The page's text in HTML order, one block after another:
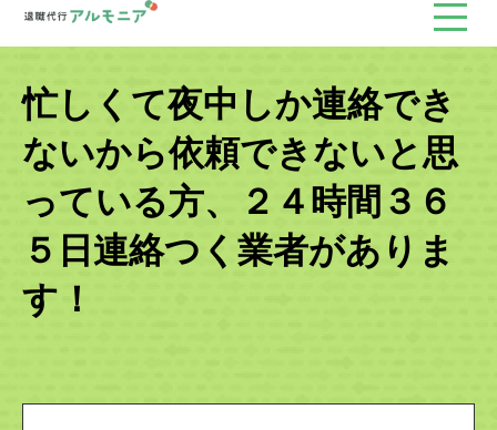
忙しくて夜中しか連絡でき
ないから依頼できないと思
っている方、２４時間３６
５日連絡つく業者がありま
す！